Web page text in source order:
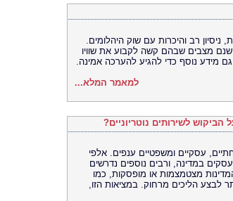
ניסיון רב והיכרות עם שוק היהלומים.
מצבים שבהם קשה לקבוע את שוויו
מידע נוסף כדי להגיע להערכה אמינה.
למאמר המלא...
לשירותים נוטריוניים?
עסקיים ומשפטיים ענפים. אלפי
במדינה, ורבים נוספים נדרשים
מצטמצמות או מופסקות, כמו
לבצע הליכים מרחוק. במציאות הזו,